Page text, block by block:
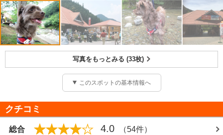
写真をもっとみる (33枚)
このスポットの基本情報へ
クチコミ
総合 4.0 （54件）